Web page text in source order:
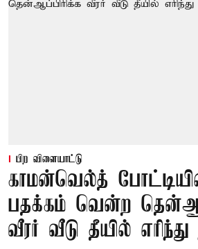
பிற விளையாட்டு
காமன்வெல்த்
பதக்கம் வென்ற
வீரர் வீடு தீயில் எரிந்து